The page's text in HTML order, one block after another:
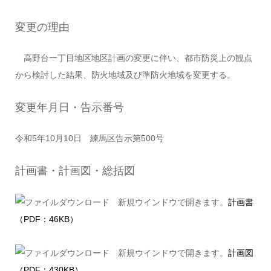
変更の理由
高野台一丁目地区地区計画の変更に伴い、都市防災上の観点
から検討した結果、防火地域及び準防火地域を変更する。
変更年月日・告示番号
令和5年10月10日 練馬区告示第500号
計画書・計画図・総括図
計画書
（PDF：46KB）
計画図